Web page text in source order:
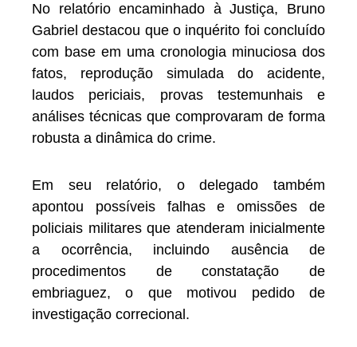
No relatório encaminhado à Justiça, Bruno
Gabriel destacou que o inquérito foi concluído
com base em uma cronologia minuciosa dos
fatos, reprodução simulada do acidente,
laudos periciais, provas testemunhais e
análises técnicas que comprovaram de forma
robusta a dinâmica do crime.
Em seu relatório, o delegado também
apontou possíveis falhas e omissões de
policiais militares que atenderam inicialmente
a ocorrência, incluindo ausência de
procedimentos de constatação de
embriaguez, o que motivou pedido de
investigação correcional.